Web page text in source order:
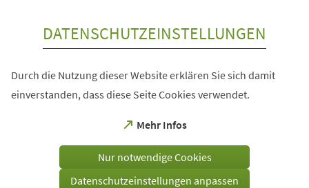
DATENSCHUTZEINSTELLUNGEN
Durch die Nutzung dieser Website erklären Sie sich damit
einverstanden, dass diese Seite Cookies verwendet.
Mehr Infos
(Öffnet
einem
Tab)
Nur notwendige Cookies
Datenschutzeinstellungen anpassen